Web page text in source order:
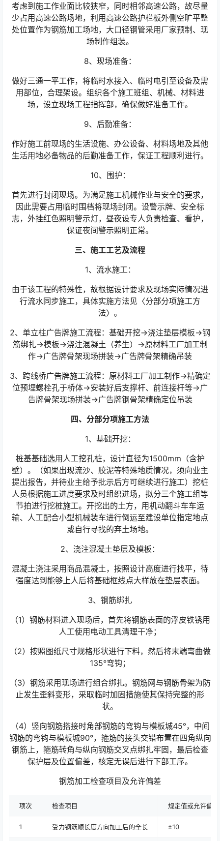
考虑到施工作业面比较狭窄，同时相邻高速公路，故尽量
少占用高速公路场地，利用高速公路护栏板外侧空旷平整
处位置作为钢筋加工场地，大口径钢管采用厂家预制、现
场制作组装。
8、现场准备：
做好三通一平工作，将临时水接入、临时电引至设备及需
用部位，合理架设。组织各个施工班组、机械、材料进
场，设立现场工程指挥部，确保做好准备工作。
9、后勤准备：
作好施工前现场的生活设施、办公设备、材料场地及其他
生活用地必备物品的后勤准备工作，保证工程顺利进行。
10、围护：
首先进行封闭现场。为满足施工机械作业与安全的要求，
因此需要占用临时围档将现场封闭。设警示牌、安全标
志，外挂红色照明警示灯，昼夜设专人负责检查、看护，
保证夜间警示照明正常。
三、施工工艺及流程
1、流水施工：
由于该工程的特殊性，故根据设计要求及现场实际情况进
行流水同步施工，具体实施方法见〈分部分项施工方
法〉。
2、单立柱广告牌施工流程：基础开挖→浇注垫层模板→钢
筋绑扎→模板→浇注混凝土（养生）→原材料工厂加工制
作→广告牌骨架现场拼装→广告牌骨架精确吊装
3、跨线桥广告牌施工流程：原材料工厂加工制作→精确定
位预埋螺栓孔于桥体→安装好后支撑杆、前连接杆等→广
告牌骨架现场拼装→广告牌钢骨架精确定位吊装
四、分部分项施工方法
1、基础开挖：
桩基基础选用人工挖孔桩，设计直径为1500mm（含护
壁）。（如果出现流沙、胶泥等特殊地质情况，须向业主
提出报告，并待业主给予批示后方可继续进行施工）挖桩
人员根据施工进度要求及时组织进场，拟分三个施工组等
节拍进行挖桩施工。开挖出的土方，用机动翻斗车车运
输、人工配合小型机械装车进行倒运至建设单位指定地点
或自行寻找的弃土场地。
2、浇注混凝土垫层及模板：
混凝土浇注采用商品混凝土，按照设计高度进行找平，待
强度达到能够上人后将基础框线点大样放在垫层表面。
3、钢筋绑扎
（1）钢筋材料进入现场后，首先将钢筋表面的浮皮铁锈用
人工使用电动工具清理干净；
（2）按照图纸尺寸规格形状进行下料，然后将末端弯曲做
135°弯钩；
（3）钢筋采用现场进行组合绑扎。钢筋网与钢筋骨架为防
止发生歪斜变形，采取临时加固措施使其保持完整的形
状。
（4）竖向钢筋搭接时角部钢筋的弯钩与模板城45°，中间
钢筋的弯钩与模板城90°，箍筋的接头交错布置在四角纵向
钢筋上，箍筋转角与纵向钢筋交叉点绑扎牢固，最后检查
保护层及位置偏差，核定无误后进行下部工序。
钢筋加工检查项目及允许偏差
项次 检查项目 规定值或允许偏
1 受力钢筋顺长度方向加工后的全长 ±10